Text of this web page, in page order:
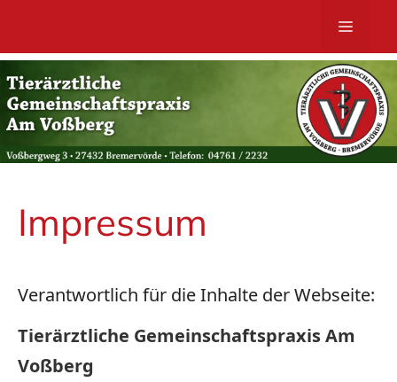
springen
MENÜ
Impressum
Verantwortlich für die Inhalte der Webseite:
Tierärztliche Gemeinschaftspraxis Am
Voßberg